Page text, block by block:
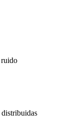
distribuidas